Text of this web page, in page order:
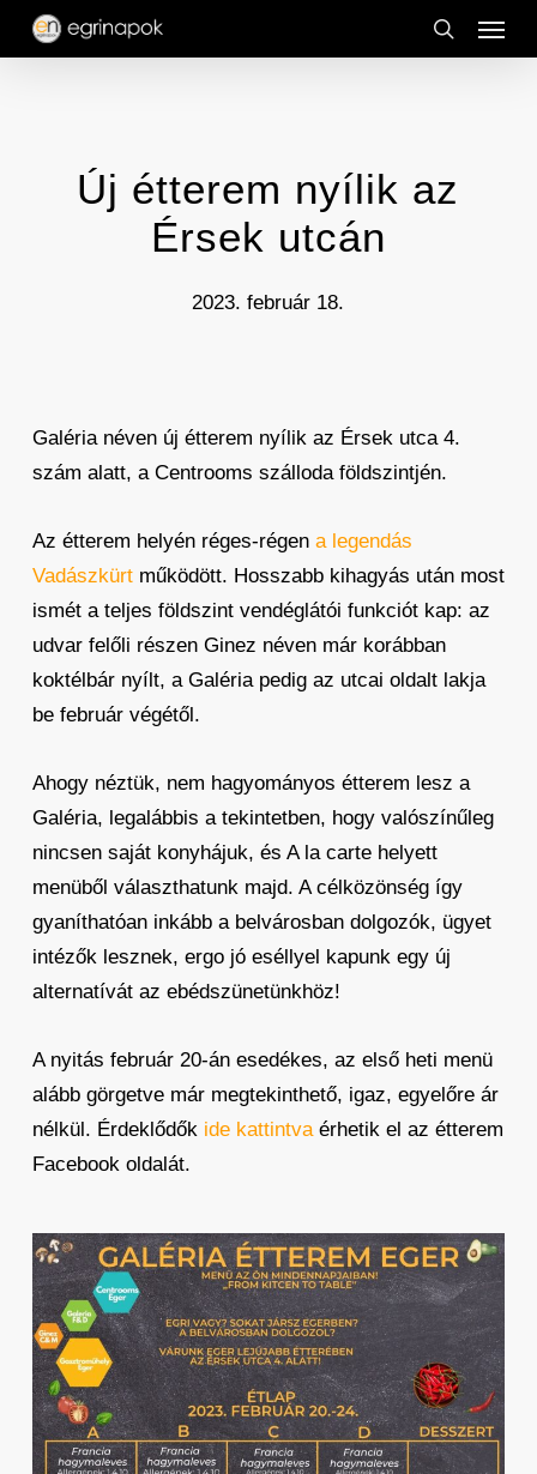
Skip
search
Menu
Új étterem nyílik az
Érsek utcán
2023. február 18.
Galéria néven új étterem nyílik az Érsek utca 4.
szám alatt, a Centrooms szálloda földszintjén.
Az étterem helyén réges-régen a legendás
Vadászkürtműködött. Hosszabb kihagyás után most
ismét a teljes földszint vendéglátói funkciót kap: az
udvar felőli részen Ginez néven már korábban
koktélbár nyílt, a Galéria pedig az utcai oldalt lakja
be február végétől.
Ahogy néztük, nem hagyományos étterem lesz a
Galéria, legalábbis a tekintetben, hogy valószínűleg
nincsen saját konyhájuk, és A la carte helyett
menüből választhatunk majd. A célközönség így
gyaníthatóan inkább a belvárosban dolgozók, ügyet
intézők lesznek, ergo jó eséllyel kapunk egy új
alternatívát az ebédszünetünkhöz!
A nyitás február 20-án esedékes, az első heti menü
alább görgetve már megtekinthető, igaz, egyelőre ár
nélkül. Érdeklődők ide kattintvaérhetik el az étterem
Facebook oldalát.